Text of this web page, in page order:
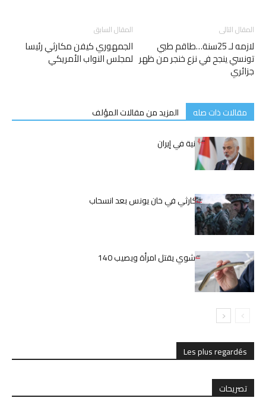
المقال السابق
الجمهوري كيفن مكارثي رئيسا
لمجلس النواب الأمريكي
المقال التالى
لازمه لـ 25سنة…طاقم طبي
تونسي ينجح في نزع خنجر من ظهر
جزائري
مقالات ذات صله
المزيد من مقالات المؤلف
اغتيال إسماعيل هنية في إيران
الوضع الإنساني الكارثي في خان يونس بعد انسحاب
الجيش الإسرائيلي
اليابان.. ثعبان بحر مشوي يقتل امرأة ويصيب 140
بالمرض
Les plus regardés
تصريحات